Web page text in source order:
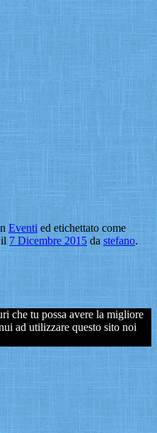
Eventi ed etichettato come
il 7 Dicembre 2015 da stefano.
che tu possa avere la migliore
ad utilizzare questo sito noi